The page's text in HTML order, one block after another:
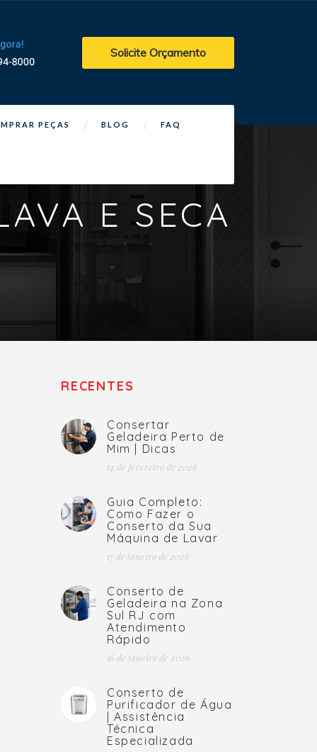
Solicite Orçamento
PEÇAS BLOG FAQ
E SECA
RECENTES
Consertar
Geladeira Perto de
Mim | Dicas
14 de fevereiro de 2026
Guia Completo:
Como Fazer o
Conserto da Sua
Máquina de Lavar
17 de janeiro de 2026
Conserto de
Geladeira na Zona
Sul RJ com
Atendimento
Rápido
16 de janeiro de 2026
Conserto de
Purificador de Água
| Assistência
Técnica
Especializada